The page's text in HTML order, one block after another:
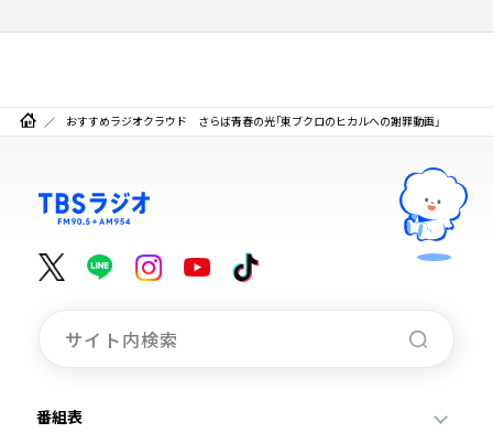
おすすめラジオクラウド さらば青春の光「東ブクロのヒカルへの謝罪動画」
番組表